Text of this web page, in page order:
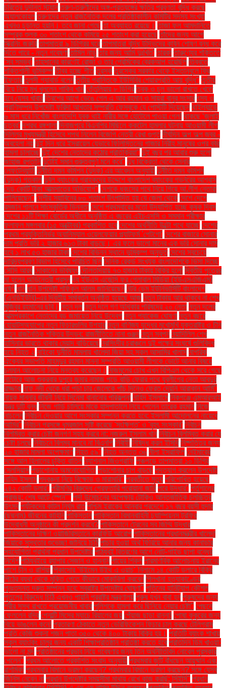
চরিত্রে দুর্দান্ত স্ট্যান তরুণ-তরুণীদের অঙ্গ-প্রত্যঙ্গের ক্ষতির প্রবণতা বৃদ্ধি করছে
অ্যালকোহল তরুণদের নতুন রাজনৈতিক দলের প্রতিষ্ঠাকালীন কমিটির সদস্য সংখ্যা
এখনও চূড়ান্ত হয়নি। তবে জানা গেছে তা অব্যাহত রয়েছে। তাজা ফল আমদানিতে
সম্পূরক শুল্ক ৩০ শতাংশ থেকে কমিয়ে ২৫ শতাংশ করা হয়েছে তাঁদের জন্য আগে
স্ক্রিনিং জরুরি তাপমাত্রা ৯ ডিগ্রির ঘরে তাপমাত্রা বৃদ্ধি উদ্ভিদের কার্বন শোষণ বন্ধ করে
দিতে পারে - নতুন গবেষণা তামিল নাড়ু তার জন্য আমি দুঃখিত' তারকা তারুণ্যের শক্তিতে
‘সব সম্ভব’ তাহসানের কারণেই রোজা ও তার প্রেমিকের ব্রেকআপ হয়েছিল তিব্বতে
শক্তিশালী ভূমিকম্প তীব্র হচ্ছে শীত তুরস্ক তুরস্কের সরকার থেকে ইস্তানবুলে ফ্রি
ইফতার তুলসী গ্যাবার্ড বলেন তৃতীয় প্রান্তিকে ইউসিবির শেয়ারপ্রতি আয় বৃদ্ধি" তৃতীয়
বিয়ে নিয়ে মুখ খুললেন শাকিব খান তেঁতুলিয়ায় ৮ ডিগ্রি ত্বক ও চুল ভালো রাখতে খেতে
হবে যেসব খাবার ত্রিশের আগে ভেঙে গেল এ আর রহমান ও সায়রা বানুর সংসার ৎস্য ও
প্রাণিসম্পদ উপদেষ্টা ফরিদা আখতার সম্প্রতি ফেসবুকে যে পোস্টটি দিয়েছেন থাইল্যান্ডে
৬ মাস ধরে নিখোঁজ বাংলাদেশি যুবক থাই নারীর সঙ্গে হোটেলে পাওয়া গেল! থাকছে ‘জুলাই
চত্বর’ দশরথ রঙ্গশালা দিনাজপুরে বিএনপির মিছিলে ককটেল হামলার ঘটনায় আওয়ামী লীগ
দিল্লির মুখ্যমন্ত্রী হিসেবে শপথ নিলেন বিজেপি নেত্রী রেখা গুপ্ত দীর্ঘদিন অল্প অল্প জ্বর -
অবহেলা নয় দুই দিন ধরে ইসরায়েল যেভাবে ফিলিস্তিনের গাজার নিরীহ মানুষের ওপর বর্বর
হামলা চালাচ্ছে দুই দেশের নেতাদের কঠোর প্রতিক্রিয়া" দুই বছর পর আবার শুরু হলো
জাহাজ রপ্তানি দুটোই সমান গুরুত্বপূর্ণ মনে করে" দুধ বিক্রেতা থেকে সেনার
লেফটেন্যান্ট! দুর্নীতি দমন কমিশন (দুদক) এর আবেদন অনুযায়ী দুর্নীতি দমন কমিশন
(দুদক) গতকাল দুর্বল ব্যাংকের গ্রাহকদের উদ্দেশে বাংলাদেশ ব্যাংকের গভর্নরের আশ্বাস
দেড় কোটি টাকা আত্মসাতের অভিযোগ" দেশকে ধ্বংসের পথে নিয়ে গিয়ে আ.লীগ নেতারা
পালিয়েছেন" দেশীয় সয়াবিনের ৮০ শতাংশ উৎপাদিত হয় যে জেলা থেকে দেশে দেশে
রমজান পালনে সাংস্কৃতিক ভিন্নতা দেশে প্রথমবারের মতো উদযাপিত হচ্ছে কৃষক দিবস
দেশের ১১টি শিক্ষা বোর্ডের অধীনে অনুষ্ঠিত এ বছরের এইচএসসি ও সমমান পরীক্ষার
ফলাফল মঙ্গলবার (১৫ অক্টোবর) প্রকাশিত হবে দেশের অর্থনীতি উল্টো পথে যাচ্ছে দেশের
প্রথম প্রযুক্তিনির্ভর অ্যানিম্যাল ওয়েলফেয়ার প্ল্যাটফর্ম 'পেটগো' দেশের বাজারে সোনার
দাম প্রতি ভরি ২ হাজার ৬১৩ টাকা বাড়ছে। এর ফলে ভালো মানের এক ভরি সোনার দাম
হবে ১ লাখ ৫৩ হাজার টাকা দেশের বিভিন্ন স্থানে ভূমিকম্প অনুভূত দেশের সবচেয়ে
দারিদ্র্যপ্রবণ বিভাগ হিসেবে পরিচিত ছিল দৈনিক রেকর্ড সংখ্যক বাংলাদেশিকে ভিসা দিচ্ছে
সৌদি আরব দোকানের ভবিষ্যৎ দৌলতদিয়ায় ৭৩ হাজার টাকায় বিক্রি হলো দ্বিতীয় পুত্রের
মা হলেন অভিনেত্রী প্রসূন দ্য ইউএস এজেন্সি ফর গ্লোবাল মিডিয়া (ইউএসএজিএম)
ধর্ষণ ধান ধান উপদেষ্টা শফিকুল আলম জানিয়েছেন নটর ডেম ইউনিভার্সিটি বাংলাদেশ
(এনডিইউবি)-এর দ্বিতীয় সমাবর্তন অনুষ্ঠিত হয়েছে আজ নতুন টাকায় আর থাকবে না শেখ
মুজিবুর রহমানের ছবি। নতুন দল নতুন দলে গণ অধিকার পরিষদের ২০ নেতা নতুন দলের
আত্মপ্রকাশে নেতাদের বড় জমায়েত নিয়ে উদ্বেগ নতুন প্যাকেজ ঘোষণা নতুন বছরে
হোয়াটসঅ্যাপের নতুন ফিচারগুলির উপহার নতুন বাণিজ্য যুদ্ধের মুখোমুখি যুক্তরাষ্ট্র ও চীন
নতুন রাজনৈতিক শক্তির উদ্ভব: রাজনীতিতে নানা গুঞ্জন নতুন স্বপ্ন নয়াদিল্লি শেখ
হাসিনার ভারতে থাকার মেয়াদ বাড়িয়েছে নরসিংদীর চরাঞ্চলে দুই পক্ষের সংঘর্ষে গুলিবিদ্ধ
হয়ে নিহত ২ নাইকো দুর্নীতি মামলায় খালেদা জিয়া সহ সকল আসামির খালাস নাগরিক
ঐক্যের সভাপতি মাহমুদুর রহমান মান্না সম্প্রতি আওয়ামী লীগকে ভোটে আনার বিষয়ে
চলমান আলোচনা নিয়ে মন্তব্য করেছেন। নাজমুলের চোখ এখন বিপিএল থেকে সরে গেছে
নাটোরে আজ শুক্রবার দুপুরে জুমার নামাজ পড়ে বাড়ি ফেরার পথে যুবলীগের নেতা আবদুর
রাজ্জাক নাফ নদী থেকে ধরা পড়া চার জেলেকে পাঁচ দিনেও ফেরত দেয়নি আরাকান আর্মি"
নায়ক মান্নার জীবনী নিয়ে সিনেমা বানানোর পরিকল্পনা নাহিদ ইসলামে নিকগঞ্জে এমআরআই
যন্ত্র দুটি বন্ধ নিজে গাড়ি চালিয়ে মাকে হাসপাতালে নিয়ে গেলেন তারেক রহমান নিজে
নাচলেন নির্বাচন দেওয়ার আগে সংস্কার সম্পন্ন করতে হবে: ইসলামী আন্দোলনের নায়েবে
আমির" নির্বাচন প্রসঙ্গে ধূম্রজাল সৃষ্টি করেছে 'সংক্ষিপ্ত' ও 'বৃহৎ সংস্কার' নির্বাচন
বিলম্বিত করার চেষ্টা জনগণ সহ্য করবে না: নজরুল ইসলাম খান নির্বাচন বিলম্বিত করার যে
চেষ্টা চলছে নির্বাচনে বিলম্ব মানবে না বিএনপি নির্বাহী নিষিদ্ধ করল ইসিবি নিষ্পত্তির জন্য
২০ হাজার মামলা অপেক্ষমাণ নিহত ৫৯" নিহত অন্তত ৩৬ নীলা ইসরাফিল নেইমারের
সঙ্গে আল হিলালের চুক্তি বাতিল ন্যাশনাল জিওগ্রাফি পঞ্চগড়ে তাপমাত্রা ১০ ডিগ্রি
সেলসিয়াস পড়াশোনায় অমনোযোগিতা পড়াশোনার চাপ বাড়ছে পদত্যাগ করলেন উপদেষ্টা
নাহিদ ইসলাম পদবঞ্চনা নিয়ে বিক্ষোভ ও মারামারি" পরবর্তীতে মৃত্যু পরিশোধিত হয়েছে
২৪২ কোটি ডলার" পরীমণির বিরুদ্ধে গ্রেফতারি পরোয়ানা জারি পরে উদ্ধার" পর্তুগালের
পরাজয়; শেষ আটে স্পেন"" পর্দা উন্মোচনের অপেক্ষায় টোকিও আন্তর্জাতিক চলচ্চিত্র
উৎসব পর্যটকদের কাটল নির্ঘুম রাত পশ্চিম ইরাকের আনবার প্রদেশে ১৭ বছর বয়সী হুদার
(ছদ্মনাম) জীবনের কাহিনি পাকিস্তান পাকিস্তান বিমানবাহিনী চ্যাম্পিয়নস ট্রফির
উদ্বোধনী অনুষ্ঠানে কী প্রদর্শন করবে? পাকিস্তানে ট্রেনের সব জিম্মি উদ্ধার
পাকিস্তানের দক্ষিণ ওয়াজিরিস্তানে কারফিউ আরোপ পাকিস্তানের প্রধানমন্ত্রীর খালেদা
জিয়াকে সুস্থতার শুভেচ্ছা জানিয়ে চিঠি পাচার হওয়া অর্থ ফিরিয়ে আনার জন্য কানাডার
সহযোগিতা প্রার্থনা প্রধান উপদেষ্টার পাঠ্যবই বিতরণের আগে নোট-গাইড ছাপা বন্ধের
নির্দেশ পাঠ্যবইয়ে র‍্যাপার সেজান ও হান্নান পায়ের শিকল পারমাণবিক আলোচনায় ইরানের
পাশে চীন ও রাশিয়া পিকাসোর ‘উইমেন উইথ এ ওয়াচ’ নিলামে ১৪ কোটি ডলারে বিক্রি
পিঠের ব্যথা থেকে মুক্তি পেতে কীভাবে মোকাবিলা করবেন পিলখানা হত্যাকাণ্ডের
পুনঃতদন্ত দ্রুত সম্পন্ন হবে: স্বরাষ্ট্র উপদেষ্টার ঘোষণা" পুতিনের হানিট্র্যাপ কৌশল
পুতুলের বিরুদ্ধে চিঠি এখনও পায়নি পররাষ্ট্র মন্ত্রণালয় পুরুষ যখন বাবা হন পুরুষদের জন্য
শরীর সুস্থ রাখতে প্রয়োজনীয় খাবার পুলিশকে হামলা করে ছিনিয়ে নেয়ার চেষ্টা" পেছনে
ফেললেন রদ্রি পেনাল্টি মিসের ম্যাচে রিয়ালের জয় পেঁয়াজ ছাড়া রান্না! পোষা কুকুরের জন্য
বিয়ে ভাঙলেন কনে! প্রতারণা ঠেকাতে নতুন ভেরিফিকেশন ফিচার চালু করছে টেলিগ্রাম
প্রতি কেজি শুকনা শজন পাতা ৩৫০ থেকে ৪০০ টাকায় বিক্রি হয়। প্রতিটি ব্যাংক শাখায়
স্কুল ব্যাংকিং চালুর জন্য একটি শিক্ষাপ্রতিষ্ঠান প্রতিষ্ঠা করতে হবে প্রতিদিন ডিম খাওয়া:
ভালো না মন্দ প্রতিষ্ঠানের প্রভাব নিয়ে গবেষণার জন্য তিন অর্থনীতিবিদ নোবেল পুরস্কার
পেলেন" প্রথম আলোতে প্রকাশিত সংবাদ অনুযায়ী প্রথমবার জুটি বাঁধছেন আয়ুষ্মান এবং
রাশমিকা প্রথমবার বিমানে ভ্রমণ করছেন? প্রথমবার বিমানে ভ্রমণ করছেন? সঙ্গে যেসব
জিনিস নেবেন না প্রধান উপদেষ্টার সময়সীমা মাথায় রেখে কাজ করছি: সিইসি" প্রধান